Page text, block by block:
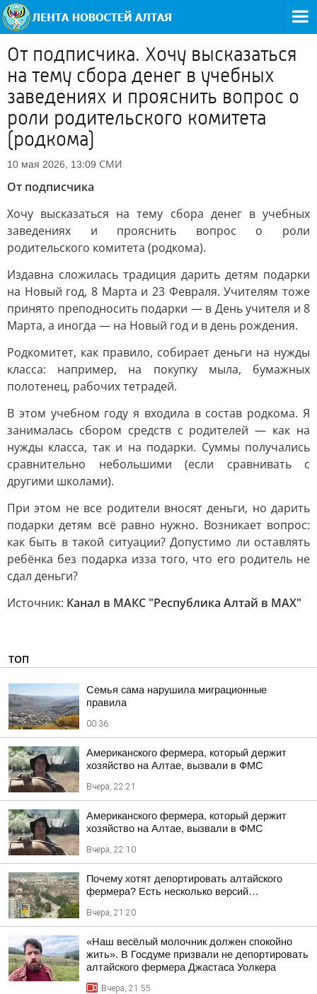
От подписчика. Хочу высказаться
на тему сбора денег в учебных
заведениях и прояснить вопрос о
роли родительского комитета
(родкома)
10 мая 2026, 13:09 СМИ
От подписчика
Хочу высказаться на тему сбора денег в учебных
заведениях и прояснить вопрос о роли
родительского комитета (родкома).
Издавна сложилась традиция дарить детям подарки
на Новый год, 8 Марта и 23 Февраля. Учителям тоже
принято преподносить подарки — в День учителя и 8
Марта, а иногда — на Новый год и в день рождения.
Родкомитет, как правило, собирает деньги на нужды
класса: например, на покупку мыла, бумажных
полотенец, рабочих тетрадей.
В этом учебном году я входила в состав родкома. Я
занималась сбором средств с родителей — как на
нужды класса, так и на подарки. Суммы получались
сравнительно небольшими (если сравнивать с
другими школами).
При этом не все родители вносят деньги, но дарить
подарки детям всё равно нужно. Возникает вопрос:
как быть в такой ситуации? Допустимо ли оставлять
ребёнка без подарка изза того, что его родитель не
сдал деньги?
Источник: Канал в МАКС "Республика Алтай в МАХ"
ТОП
Семья сама нарушила миграционные
правила
00:36
Американского фермера, который держит
хозяйство на Алтае, вызвали в ФМС
Вчера, 22:21
Американского фермера, который держит
хозяйство на Алтае, вызвали в ФМС
Вчера, 22:10
Почему хотят депортировать алтайского
фермера? Есть несколько версий…
Вчера, 21:20
«Наш весёлый молочник должен спокойно
жить». В Госдуме призвали не депортировать
алтайского фермера Джастаса Уолкера
Вчера, 21:55